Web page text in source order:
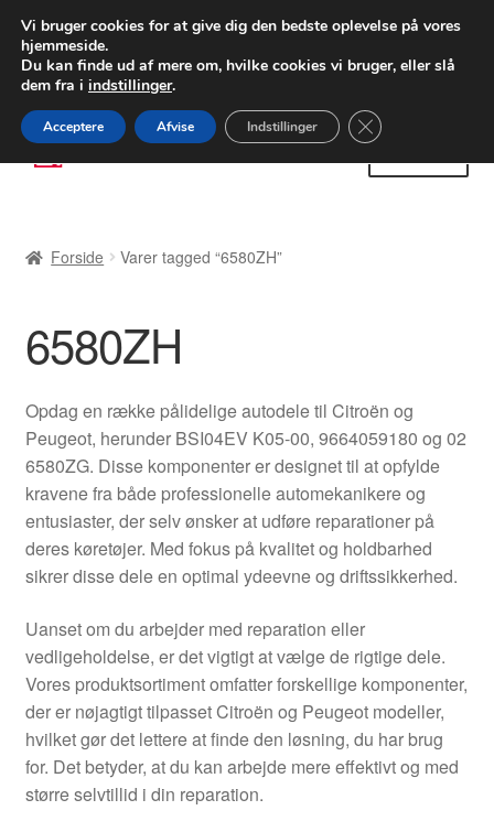
LEVERING fra 55 kr.
FEDEX verdensomspændende forsendelse
80 82 72 02
Spring
til
Spring
til
Betalinger
Kasse
Klageprocedure
Kontakte
Kurv
Levering
Min Konto
Om os
Privatlivspolitik
Forside Varer tagged “6580ZH”
6580ZH
Opdag en række pålidelige autodele til Citroën og
Peugeot, herunder BSI04EV K05-00, 9664059180 og 02
6580ZG. Disse komponenter er designet til at opfylde
kravene fra både professionelle automekanikere og
entusiaster, der selv ønsker at udføre reparationer på
deres køretøjer. Med fokus på kvalitet og holdbarhed
sikrer disse dele en optimal ydeevne og driftssikkerhed.
Uanset om du arbejder med reparation eller
vedligeholdelse, er det vigtigt at vælge de rigtige dele.
Vores produktsortiment omfatter forskellige komponenter,
der er nøjagtigt tilpasset Citroën og Peugeot modeller,
hvilket gør det lettere at finde den løsning, du har brug
for. Det betyder, at du kan arbejde mere effektivt og med
større selvtillid i din reparation.
Vi bruger cookies for at give dig den bedste oplevelse på vores
hjemmeside.
Du kan finde ud af mere om, hvilke cookies vi bruger, eller slå
dem fra i indstillinger.
Acceptere Afvise Indstillinger Close GDPR